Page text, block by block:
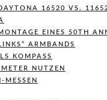
16520 VS.
EINES 50TH
LINKS” ARMBANDS
KOMPASS
NUTZEN
MESSEN